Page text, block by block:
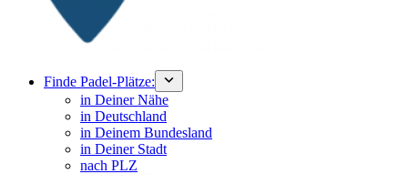
Finde Padel-Plätze:
in Deiner Nähe
in Deutschland
in Deinem Bundesland
in Deiner Stadt
nach PLZ